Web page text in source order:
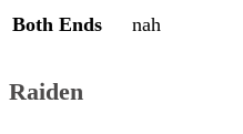
Both Ends
nah
Raiden